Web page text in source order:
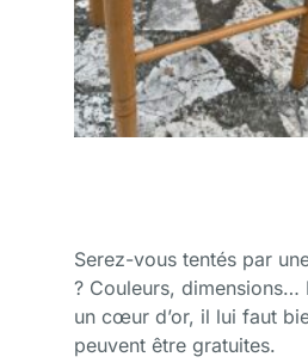
Serez-vous tentés par
? Couleurs, dimensions…
un cœur d’or, il lui faut
peuvent être gratuites.